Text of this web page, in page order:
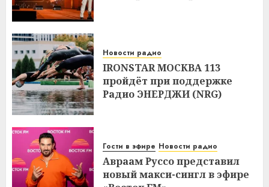
Новости радио
IRONSTAR МОСКВА 113
пройдёт при поддержке
Радио ЭНЕРДЖИ (NRG)
Гости в эфире Новости радио
Авраам Руссо представил
новый макси-сингл в эфире